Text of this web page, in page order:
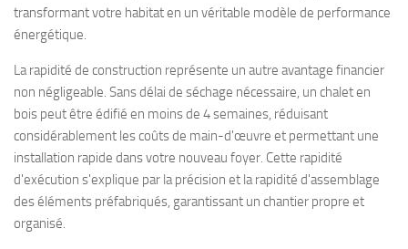
transformant votre habitat en un véritable modèle de performance
énergétique.
La rapidité de construction représente un autre avantage financier
non négligeable. Sans délai de séchage nécessaire, un chalet en
bois peut être édifié en moins de 4 semaines, réduisant
considérablement les coûts de main-d'œuvre et permettant une
installation rapide dans votre nouveau foyer. Cette rapidité
d'exécution s'explique par la précision et la rapidité d'assemblage
des éléments préfabriqués, garantissant un chantier propre et
organisé.